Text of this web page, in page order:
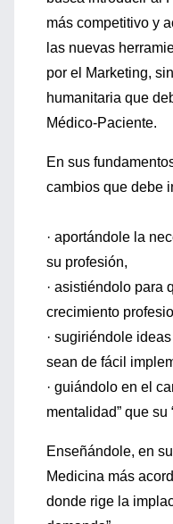
más competitivo y
las nuevas
por el Marketing,
humanitaria que
Médico-Paciente.
En sus
cambios que debe
· aportándole la
su profesión,
· asistiéndolo para
crecimiento
· sugiriéndole
sean de fácil
· guiándolo en el
mentalidad” que su
Enseñándole, en
Medicina más
donde rige la